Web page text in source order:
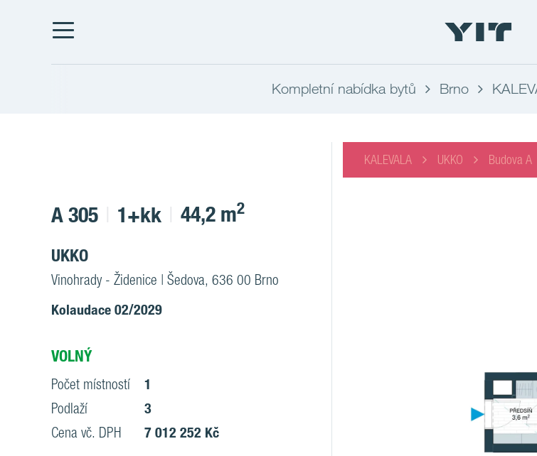
Kompletní nabídka bytů Brno
KALEVALA UKKO Budova A
A 305 1+kk 44,2 m2
UKKO
Vinohrady - Židenice | Šedova, 636 00 Brno
Kolaudace 02/2029
VOLNÝ
Počet místností
1
Podlaží
3
Cena vč. DPH
7 012 252 Kč